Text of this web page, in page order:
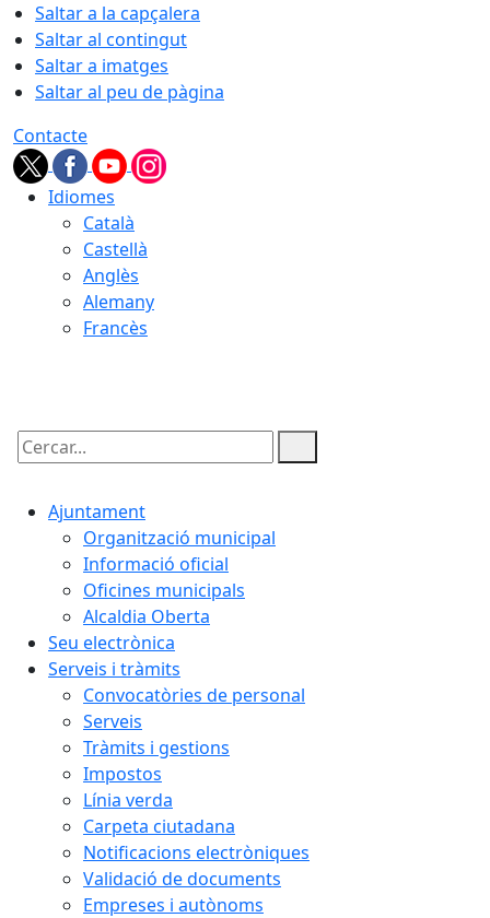
Saltar a la capçalera
Saltar al contingut
Saltar a imatges
Saltar al peu de pàgina
Contacte
Idiomes
Català
Castellà
Anglès
Alemany
Francès
Cercar:
Ajuntament
Organització municipal
Informació oficial
Oficines municipals
Alcaldia Oberta
Seu electrònica
Serveis i tràmits
Convocatòries de personal
Serveis
Tràmits i gestions
Impostos
Línia verda
Carpeta ciutadana
Notificacions electròniques
Validació de documents
Empreses i autònoms